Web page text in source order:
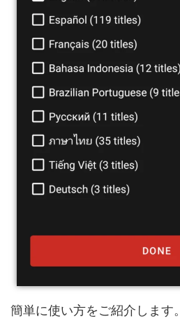
簡単に使い方をご紹介します。